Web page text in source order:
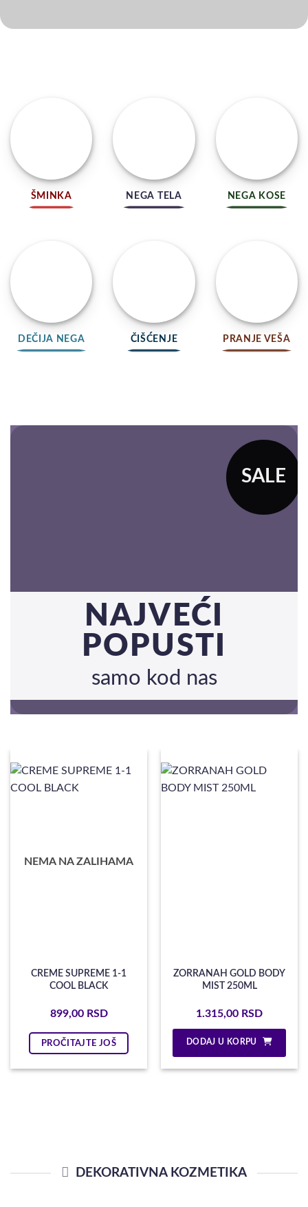
ŠMINKA NEGA TELA NEGA KOSE
DEČIJA NEGA ČIŠĆENJE PRANJE VEŠA
NAJVEĆI
POPUSTI
samo kod nas
SALE
NEMA NA ZALIHAMA
CREME SUPREME 1-1
COOL BLACK
899,00 RSD
PROČITAJTE JOŠ
ZORRANAH GOLD BODY
MIST 250ML
1.315,00 RSD
DODAJ U KORPU
DEKORATIVNA KOZMETIKA